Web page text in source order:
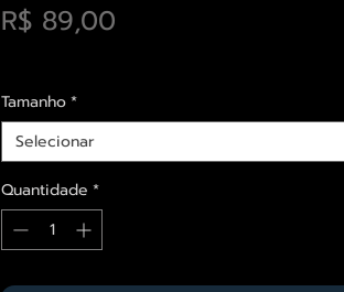
R$ 89,00
Tamanho*
Selecionar
Quantidade *